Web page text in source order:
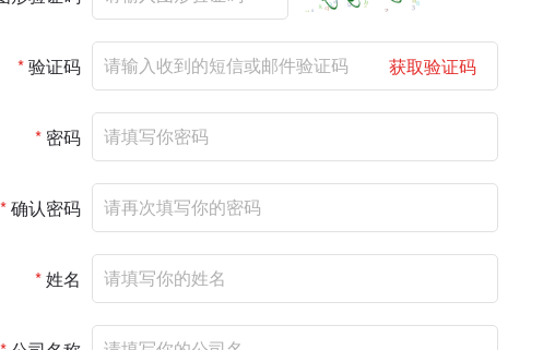
*验证码 获取验证码
* 密码
*确认密码
*姓名